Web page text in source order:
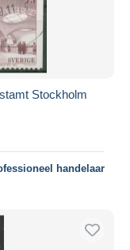
Stockholm
handelaar